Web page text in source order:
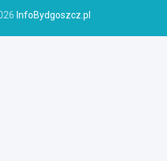
InfoBydgoszcz.pl